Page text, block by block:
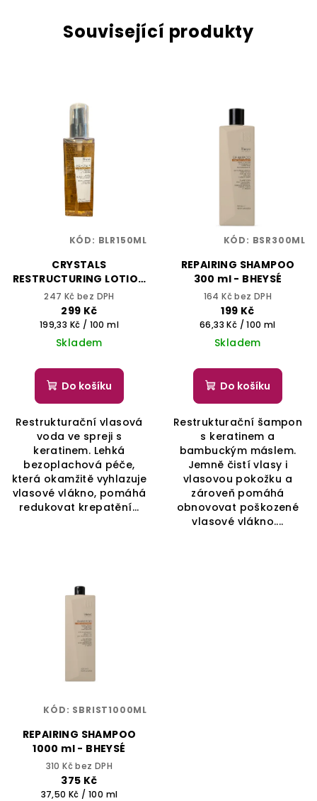
Související produkty
CRYSTALS
RESTRUCTURING LOTION
150 ml - BHEYSÉ
247 Kč bez DPH
299 Kč
Měrná
cena:
199,33 Kč / 100 ml
Skladem
Do košíku
Restrukturační vlasová
voda ve spreji s
keratinem. Lehká
bezoplachová péče,
která okamžitě vyhlazuje
vlasové vlákno, pomáhá
redukovat krepatění...
KÓD: BLR150ML
REPAIRING SHAMPOO
300 ml - BHEYSÉ
164 Kč bez DPH
199 Kč
Měrná
cena:
66,33 Kč / 100 ml
Skladem
Do košíku
Restrukturační šampon
s keratinem a
bambuckým máslem.
Jemně čistí vlasy i
vlasovou pokožku a
zároveň pomáhá
obnovovat poškozené
vlasové vlákno....
KÓD: BSR300ML
REPAIRING SHAMPOO
1000 ml - BHEYSÉ
310 Kč bez DPH
375 Kč
Měrná
37,50 Kč / 100 ml
KÓD: SBRIST1000ML